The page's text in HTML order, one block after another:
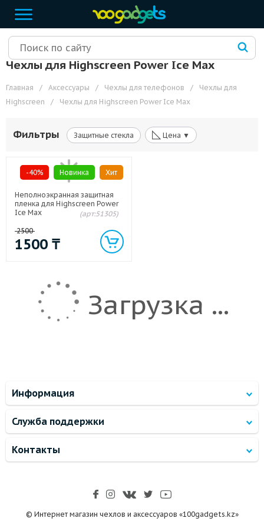
Чехлы для Highscreen Power Ice Max
Главная / Аксессуары / Чехлы для телефонов /
Чехлы для
Highscreen
/ Чехлы для Highscreen Power Ice Max
Фильтры Защитные стекла ◺ Цена ▼
-40% Новинка Хит
Неполноэкранная защитная
пленка для Highscreen Power
Ice Max
(арт:51305)
2500
1500 ₸
Загрузка ...
Информация
Служба поддержки
Контакты
© Интернет магазин чехлов и аксессуаров «100gadgets.kz»